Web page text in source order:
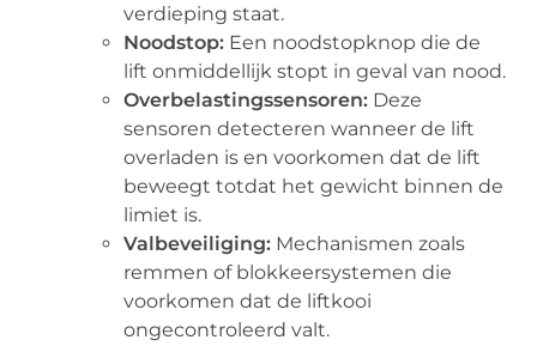
verdieping staat.
Noodstop: Een noodstopknop die de
lift onmiddellijk stopt in geval van nood.
Overbelastingssensoren: Deze
sensoren detecteren wanneer de lift
overladen is en voorkomen dat de lift
beweegt totdat het gewicht binnen de
limiet is.
Valbeveiliging: Mechanismen zoals
remmen of blokkeersystemen die
voorkomen dat de liftkooi
ongecontroleerd valt.